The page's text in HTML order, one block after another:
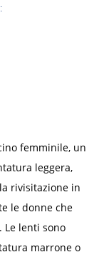
femminile, un
leggera,
rivisitazione in
le donne che
lenti sono
marrone o